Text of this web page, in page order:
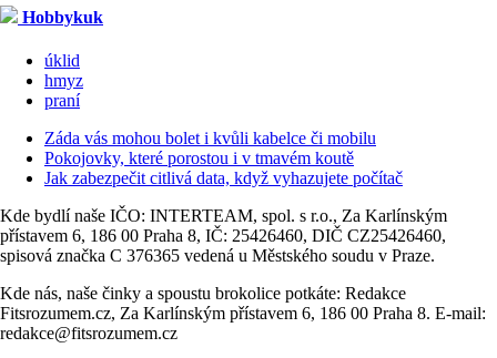
Hobbykuk
úklid
hmyz
praní
Záda vás mohou bolet i kvůli kabelce či mobilu
Pokojovky, které porostou i v tmavém koutě
Jak zabezpečit citlivá data, když vyhazujete počítač
Kde bydlí naše IČO: INTERTEAM, spol. s r.o., Za Karlínským
přístavem 6, 186 00 Praha 8, IČ: 25426460, DIČ CZ25426460,
spisová značka C 376365 vedená u Městského soudu v Praze.
Kde nás, naše činky a spoustu brokolice potkáte: Redakce
Fitsrozumem.cz, Za Karlínským přístavem 6, 186 00 Praha 8. E-mail:
redakce@fitsrozumem.cz